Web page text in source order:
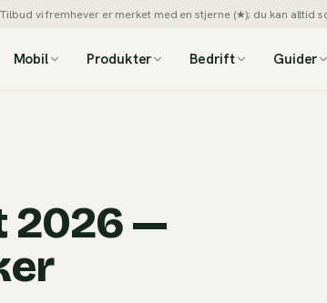
vi fremhever er merket med en stjerne (★); du kan alltid
Mobil Produkter Bedrift Guider
2026 —